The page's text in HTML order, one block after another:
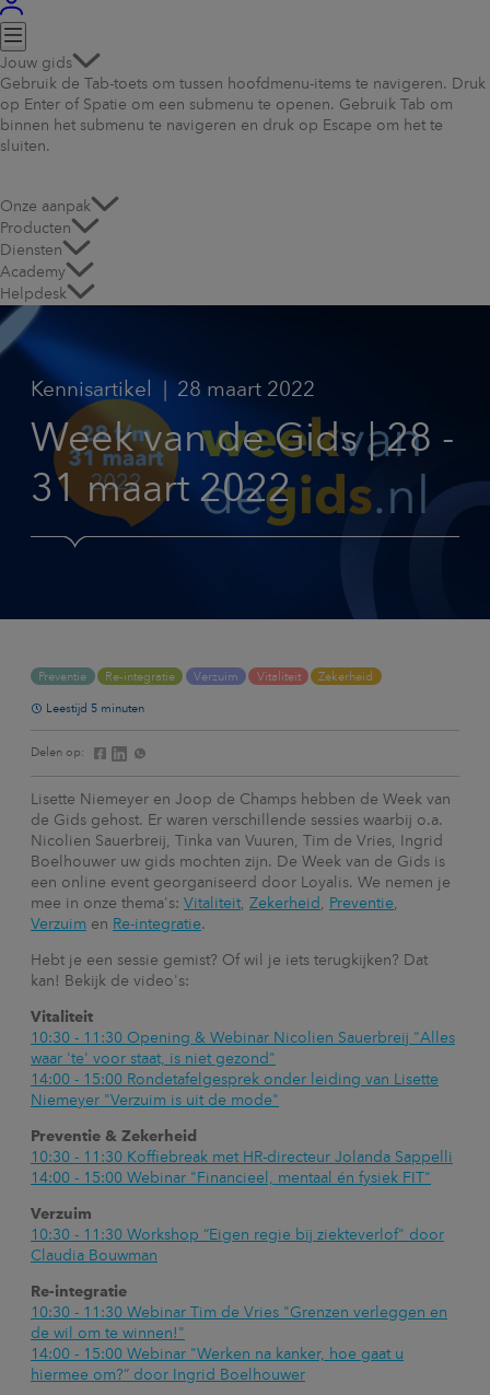
Jouw gids
Gebruik de Tab-toets om tussen hoofdmenu-items te navigeren. Druk
op Enter of Spatie om een submenu te openen. Gebruik Tab om
binnen het submenu te navigeren en druk op Escape om het te
sluiten.
Onze aanpak
Producten
Diensten
Academy
Helpdesk
Kennisartikel 28 maart 2022
Week van de Gids | 28 -
31 maart 2022
Lisette Niemeyer en Joop de Champs hebben de Week van
de Gids gehost. Er waren verschillende sessies waarbij o.a.
Nicolien Sauerbreij, Tinka van Vuuren, Tim de Vries, Ingrid
Boelhouwer uw gids mochten zijn. De Week van de Gids is
een online event georganiseerd door Loyalis. We nemen je
mee in onze thema's: Vitaliteit, Zekerheid Preventie
Verzuim en Re-integratie.
Hebt je een sessie gemist? Of wil je iets terugkijken? Dat
kan! Bekijk de video's:
Vitaliteit
10:30 - 11:30 Opening & Webinar Nicolien Sauerbreij "Alles
waar 'te' voor staat, is niet gezond"
14:00 - 15:00 Rondetafelgesprek onder leiding van Lisette
Niemeyer "Verzuim is uit de mode"
Preventie & Zekerheid
10:30 - 11:30 Koffiebreak met HR-directeur Jolanda Sappelli
14:00 - 15:00 Webinar "Financieel, mentaal én fysiek FIT"
Verzuim
10:30 - 11:30 Workshop “Eigen regie bij ziekteverlof" door
Claudia Bouwman
Re-integratie
10:30 - 11:30 Webinar Tim de Vries "Grenzen verleggen en
de wil om te winnen!"
14:00 - 15:00 Webinar "Werken na kanker, hoe gaat u
hiermee om?” door Ingrid Boelhouwer
Preventie Re-integratie Verzuim Vitaliteit Zekerheid
Leestijd 5 minuten
Delen op: